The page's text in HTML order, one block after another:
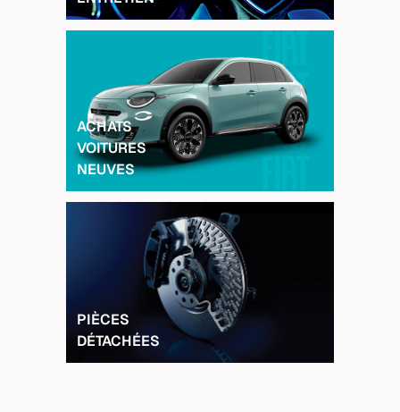
ACHATS
VOITURES
NEUVES
PIÈCES
DÉTACHÉES